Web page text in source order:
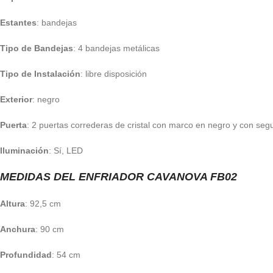
Estantes: bandejas
Tipo de Bandejas: 4 bandejas metálicas
Tipo de Instalación: libre disposición
Exterior: negro
Puerta: 2 puertas correderas de cristal con marco en negro y con
Iluminación: Sí, LED
MEDIDAS DEL ENFRIADOR CAVANOVA FB02
Altura: 92,5 cm
Anchura: 90 cm
Profundidad: 54 cm